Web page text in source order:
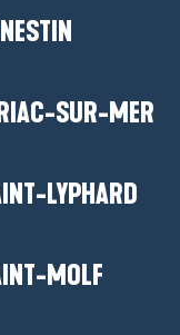
SUR-MER
LYPHARD
MOLF